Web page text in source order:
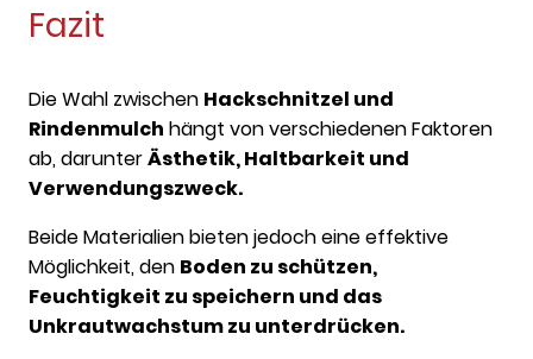
Fazit
Die Wahl zwischen Hackschnitzel und
Rindenmulch hängt von verschiedenen Faktoren
ab, darunterÄsthetik, Haltbarkeit und
Verwendungszweck.
Beide Materialien bieten jedoch eine effektive
Möglichkeit, den Boden zu schützen,
Feuchtigkeit zu speichern und das
Unkrautwachstum zu unterdrücken.